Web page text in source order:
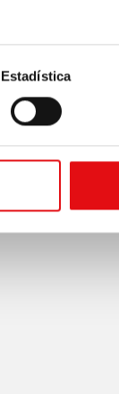
Estadística